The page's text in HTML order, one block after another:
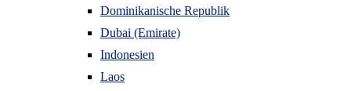
Dominikanische Republik
Dubai (Emirate)
Indonesien
Laos